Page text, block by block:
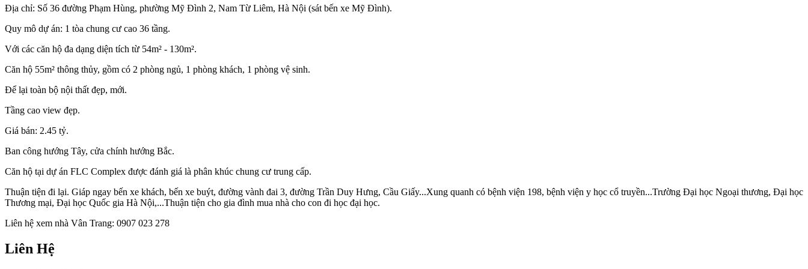
Địa chỉ: Số 36 đường Phạm Hùng, phường Mỹ Đình 2, Nam Từ Liêm, Hà Nội (sát bến xe Mỹ Đình).
Quy mô dự án: 1 tòa chung cư cao 36 tầng.
Với các căn hộ đa dạng diện tích từ 54m² - 130m².
Căn hộ 55m² thông thủy, gồm có 2 phòng ngủ, 1 phòng khách, 1 phòng vệ sinh.
Để lại toàn bộ nội thất đẹp, mới.
Tầng cao view đẹp.
Giá bán: 2.45 tỷ.
Ban công hướng Tây, cửa chính hướng Bắc.
Căn hộ tại dự án FLC Complex được đánh giá là phân khúc chung cư trung cấp.
Thuận tiện đi lại. Giáp ngay bến xe khách, bến xe buýt, đường vành đai 3, đường Trần Duy Hưng, Cầu Giấy...Xung quanh có bệnh viện 198, bệnh viện y học cổ truyền...Trường Đại học Ngoại thương, Đại học
Thương mại, Đại học Quốc gia Hà Nội,...Thuận tiện cho gia đình mua nhà cho con đi học đại học.
Liên hệ xem nhà Vân Trang: 0907 023 278
Liên Hệ